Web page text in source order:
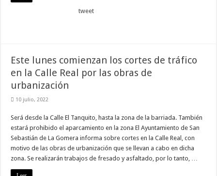
tweet
Este lunes comienzan los cortes de tráfico
en la Calle Real por las obras de
urbanización
10 julio, 2022
Será desde la Calle El Tanquito, hasta la zona de la barriada. También
estará prohibido el aparcamiento en la zona El Ayuntamiento de San
Sebastián de La Gomera informa sobre cortes en la Calle Real, con
motivo de las obras de urbanización que se llevan a cabo en dicha
zona. Se realizarán trabajos de fresado y asfaltado, por lo tanto, …